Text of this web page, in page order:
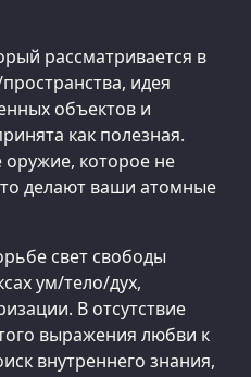
рассматривается в
идея
объектов и
как полезная.
оружие, которое не
делают ваши атомные
свет свободы
ум/тело/дух,
В отсутствие
выражения любви к
внутреннего знания,